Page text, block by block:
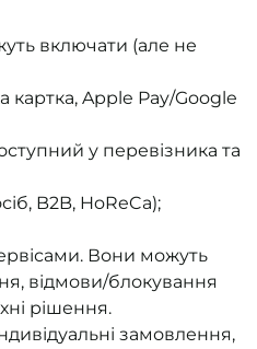
включати (але не
картка, Apple Pay/Google
у перевізника та
B2B, HoReCa);
Вони можуть
відмови/блокування
рішення.
замовлення,